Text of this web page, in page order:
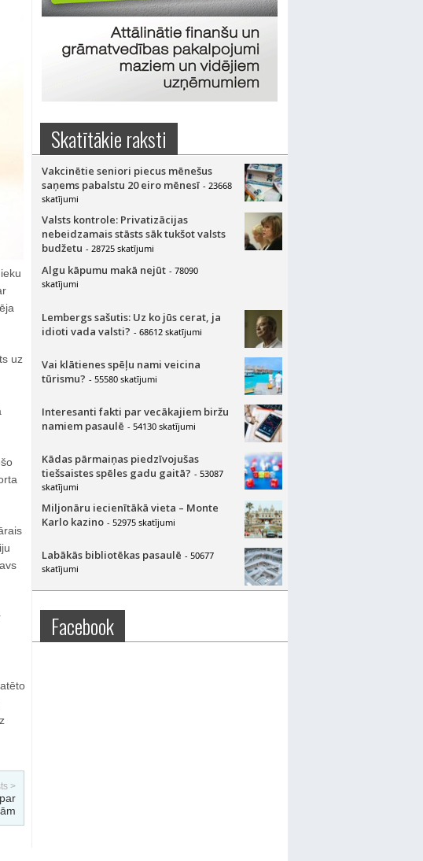
uz
>
Skatītākie raksti
Vakcinētie seniori piecus mēnešus
saņems pabalstu 20 eiro mēnesī - 23668
skatījumi
Valsts kontrole: Privatizācijas
nebeidzamais stāsts sāk tukšot valsts
budžetu - 28725 skatījumi
Algu kāpumu makā nejūt - 78090
skatījumi
Lembergs sašutis: Uz ko jūs cerat, ja
idioti vada valsti? - 68612 skatījumi
Vai klātienes spēļu nami veicina
tūrismu? - 55580 skatījumi
Interesanti fakti par vecākajiem biržu
namiem pasaulē - 54130 skatījumi
Kādas pārmaiņas piedzīvojušas
tiešsaistes spēles gadu gaitā? - 53087
skatījumi
Miljonāru iecienītākā vieta – Monte
Karlo kazino - 52975 skatījumi
Labākās bibliotēkas pasaulē - 50677
skatījumi
Facebook